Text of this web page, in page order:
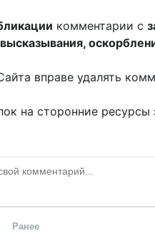
комментарии с
вправе удалять
на сторонние ресурсы
Ранее